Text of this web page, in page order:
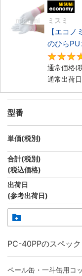
ミスミ
【エコ
のひらPU
通常価格(
通常出荷
型番
単価(税別)
合計(税別)
(税込価格)
出荷日
(参考出荷日)
PC-40PPのスペック
ペール缶・一斗缶用コ